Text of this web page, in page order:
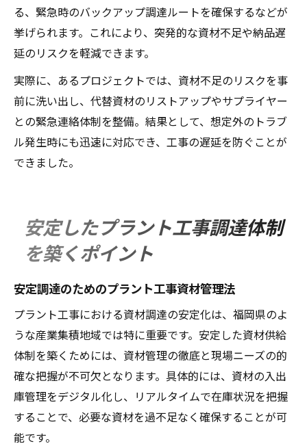
る、緊急時のバックアップ調達ルートを確保するなどが
挙げられます。これにより、突発的な資材不足や納品遅
延のリスクを軽減できます。
実際に、あるプロジェクトでは、資材不足のリスクを事
前に洗い出し、代替資材のリストアップやサプライヤー
との緊急連絡体制を整備。結果として、想定外のトラブ
ル発生時にも迅速に対応でき、工事の遅延を防ぐことが
できました。
安定したプラント工事調達体制
を築くポイント
安定調達のためのプラント工事資材管理法
プラント工事における資材調達の安定化は、福岡県のよ
うな産業集積地域では特に重要です。安定した資材供給
体制を築くためには、資材管理の徹底と現場ニーズの的
確な把握が不可欠となります。具体的には、資材の入出
庫管理をデジタル化し、リアルタイムで在庫状況を把握
することで、必要な資材を過不足なく確保することが可
能です。